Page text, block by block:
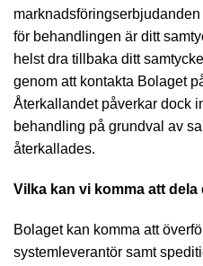
för behandlingen är ditt
helst dra tillbaka ditt
genom att kontakta Bolaget
Återkallandet påverkar dock
behandling på grundval av
återkallades.
Vilka kan vi komma att
Bolaget kan komma att
systemleverantör samt